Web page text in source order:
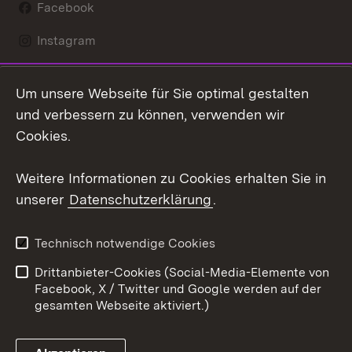
Facebook
Instagram
Mastodon
Youtube
Kontakt
Datenschutz
Barrierefreiheit
Impressum Cookies
Um unsere Webseite für Sie optimal gestalten
und verbessern zu können, verwenden wir
Cookies.
Weitere Informationen zu Cookies erhalten Sie in
unserer Datenschutzerklärung.
Technisch notwendige Cookies
Drittanbieter-Cookies (Social-Media-Elemente von
Facebook, X / Twitter und Google werden auf der
gesamten Webseite aktiviert.)